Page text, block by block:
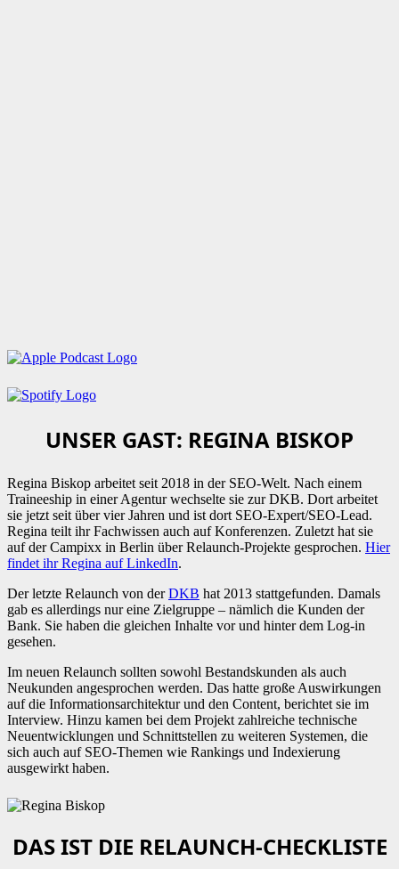
UNSER GAST: REGINA BISKOP
Regina Biskop arbeitet seit 2018 in der SEO-Welt. Nach einem
Traineeship in einer Agentur wechselte sie zur DKB. Dort arbeitet
sie jetzt seit über vier Jahren und ist dort SEO-Expert/SEO-Lead.
Regina teilt ihr Fachwissen auch auf Konferenzen. Zuletzt hat sie
auf der Campixx in Berlin über Relaunch-Projekte gesprochen. Hier
findet ihr Regina auf LinkedIn.
Der letzte Relaunch von derDKB hat 2013 stattgefunden. Damals
gab es allerdings nur eine Zielgruppe – nämlich die Kunden der
Bank. Sie haben die gleichen Inhalte vor und hinter dem Log-in
gesehen.
Im neuen Relaunch sollten sowohl Bestandskunden als auch
Neukunden angesprochen werden. Das hatte große Auswirkungen
auf die Informationsarchitektur und den Content, berichtet sie im
Interview. Hinzu kamen bei dem Projekt zahlreiche technische
Neuentwicklungen und Schnittstellen zu weiteren Systemen, die
sich auch auf SEO-Themen wie Rankings und Indexierung
ausgewirkt haben.
DAS IST DIE RELAUNCH-CHECKLISTE